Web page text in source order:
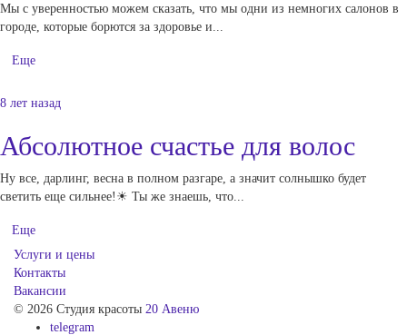
Мы с уверенностью можем сказать, что мы одни из немногих салонов в
городе, которые борются за здоровье и...
Еще
8 лет назад
Абсолютное счастье для волос
Ну все, дарлинг, весна в полном разгаре, а значит солнышко будет
светить еще сильнее!☀ Ты же знаешь, что...
Еще
Услуги и цены
Контакты
Вакансии
© 2026 Студия красоты 20 Авеню
telegram